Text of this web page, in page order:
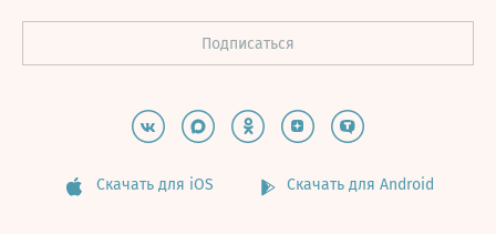
Скачать для iOS Скачать для Android